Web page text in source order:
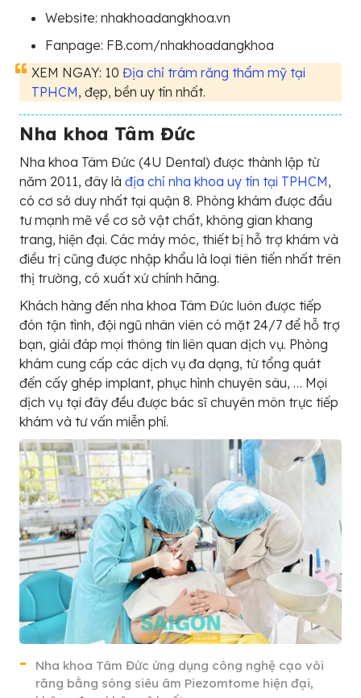
Website: nhakhoadangkhoa.vn
Fanpage: FB.com/nhakhoadangkhoa
XEM NGAY: 10 Địa chỉ trám răng thẩm mỹ tại
TPHCM, đẹp, bền uy tín nhất.
Nha khoa Tâm Đức
Nha khoa Tâm Đức (4U Dental) được thành lập từ
năm 2011, đây là địa chỉ nha khoa uy tín tại TPHCM,
có cơ sở duy nhất tại quận 8. Phòng khám được đầu
tư mạnh mẽ về cơ sở vật chất, không gian khang
trang, hiện đại. Các máy móc, thiết bị hỗ trợ khám và
điều trị cũng được nhập khẩu là loại tiên tiến nhất trên
thị trường, có xuất xứ chính hãng.
Khách hàng đến nha khoa Tâm Đức luôn được tiếp
đón tận tình, đội ngũ nhân viên có mặt 24/7 để hỗ trợ
bạn, giải đáp mọi thông tin liên quan dịch vụ. Phòng
khám cung cấp các dịch vụ đa dạng, từ tổng quát
đến cấy ghép implant, phục hình chuyên sâu, … Mọi
dịch vụ tại đây đều được bác sĩ chuyên môn trực tiếp
khám và tư vấn miễn phí.
Nha khoa Tâm Đức ứng dụng công nghệ cạo vôi
răng bằng sóng siêu âm Piezomtome hiện đại,